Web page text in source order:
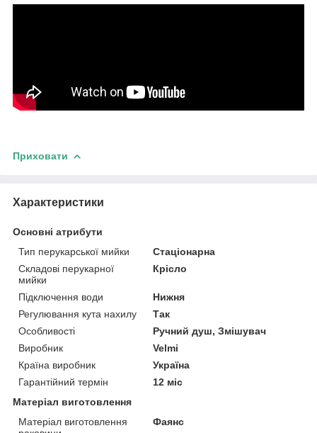
Приховати
Характеристики
Основні атрибути
Тип перукарської мийки
Стаціонарна
Складові перукарної
мийки
Крісло
Підключення води
Нижня
Регулювання кута нахилу
Так
Особливості
Ручний душ, Змішувач
Виробник
Velmi
Країна виробник
Україна
Гарантійний термін
12 міс
Матеріал виготовлення
Матеріал виготовлення
Фаянс